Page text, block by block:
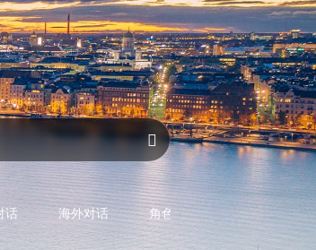
对话AI
话 海外对话 角色型对话 专用型对话